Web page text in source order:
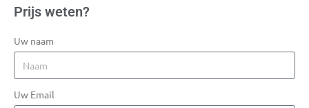
Prijs weten?
Uw naam
Uw Email